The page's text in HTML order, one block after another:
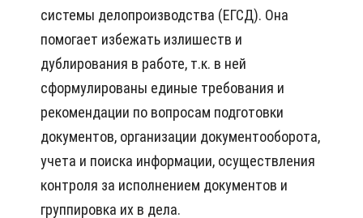
системы делопроизводства (ЕГСД). Она
помогает избежать излишеств и
дублирования в работе, т.к. в ней
сформулированы единые требования и
рекомендации по вопросам подготовки
документов, организации документооборота,
учета и поиска информации, осуществления
контроля за исполнением документов и
группировка их в дела.